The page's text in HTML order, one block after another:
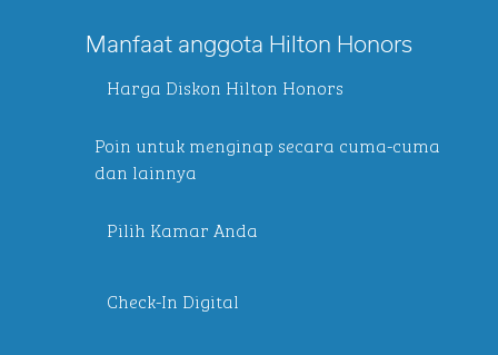
Manfaat anggota Hilton Honors
Harga Diskon Hilton Honors
Poin untuk menginap secara cuma-cuma
dan lainnya
Pilih Kamar Anda
Check-In Digital